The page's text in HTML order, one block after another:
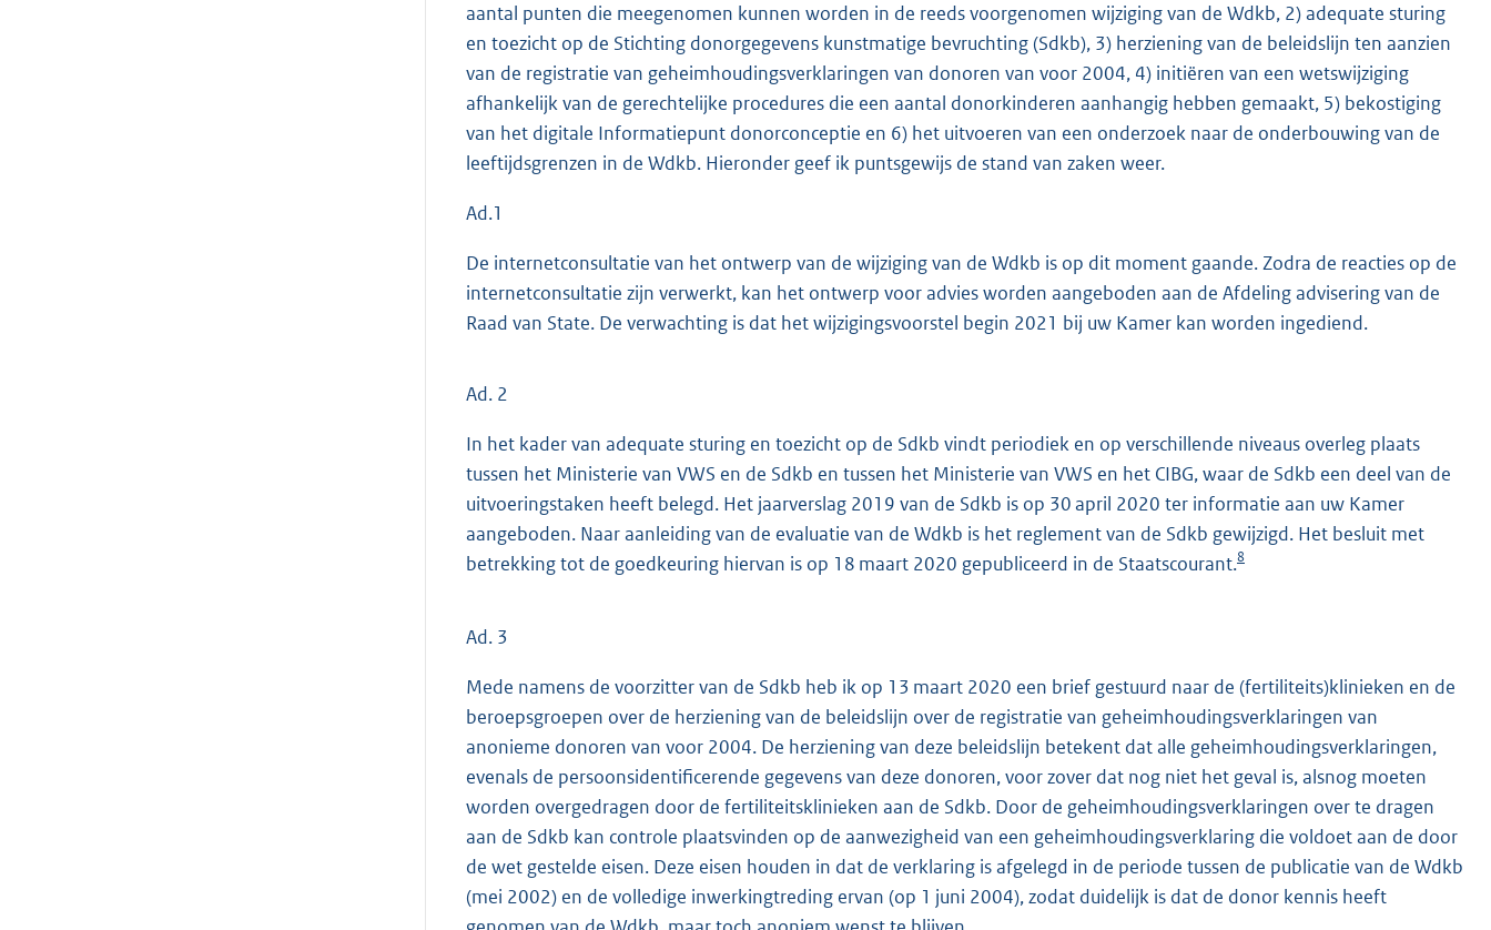
aantal punten die meegenomen kunnen worden in de reeds voorgenomen wijziging van de Wdkb, 2) adequate sturing
en toezicht op de Stichting donorgegevens kunstmatige bevruchting (Sdkb), 3) herziening van de beleidslijn ten aanzien
van de registratie van geheimhoudingsverklaringen van donoren van voor 2004, 4) initiëren van een wetswijziging
afhankelijk van de gerechtelijke procedures die een aantal donorkinderen aanhangig hebben gemaakt, 5) bekostiging
van het digitale Informatiepunt donorconceptie en 6) het uitvoeren van een onderzoek naar de onderbouwing van de
leeftijdsgrenzen in de Wdkb. Hieronder geef ik puntsgewijs de stand van zaken weer.
Ad.1
De internetconsultatie van het ontwerp van de wijziging van de Wdkb is op dit moment gaande. Zodra de reacties op de
internetconsultatie zijn verwerkt, kan het ontwerp voor advies worden aangeboden aan de Afdeling advisering van de
Raad van State. De verwachting is dat het wijzigingsvoorstel begin 2021 bij uw Kamer kan worden ingediend.
Ad. 2
In het kader van adequate sturing en toezicht op de Sdkb vindt periodiek en op verschillende niveaus overleg plaats
tussen het Ministerie van VWS en de Sdkb en tussen het Ministerie van VWS en het CIBG, waar de Sdkb een deel van de
uitvoeringstaken heeft belegd. Het jaarverslag 2019 van de Sdkb is op 30 april 2020 ter informatie aan uw Kamer
aangeboden. Naar aanleiding van de evaluatie van de Wdkb is het reglement van de Sdkb gewijzigd. Het besluit met
betrekking tot de goedkeuring hiervan is op 18 maart 2020 gepubliceerd in de Staatscourant.8
Ad. 3
Mede namens de voorzitter van de Sdkb heb ik op 13 maart 2020 een brief gestuurd naar de (fertiliteits)klinieken en de
beroepsgroepen over de herziening van de beleidslijn over de registratie van geheimhoudingsverklaringen van
anonieme donoren van voor 2004. De herziening van deze beleidslijn betekent dat alle geheimhoudingsverklaringen,
evenals de persoonsidentificerende gegevens van deze donoren, voor zover dat nog niet het geval is, alsnog moeten
worden overgedragen door de fertiliteitsklinieken aan de Sdkb. Door de geheimhoudingsverklaringen over te dragen
aan de Sdkb kan controle plaatsvinden op de aanwezigheid van een geheimhoudingsverklaring die voldoet aan de door
de wet gestelde eisen. Deze eisen houden in dat de verklaring is afgelegd in de periode tussen de publicatie van de Wdkb
(mei 2002) en de volledige inwerkingtreding ervan (op 1 juni 2004), zodat duidelijk is dat de donor kennis heeft